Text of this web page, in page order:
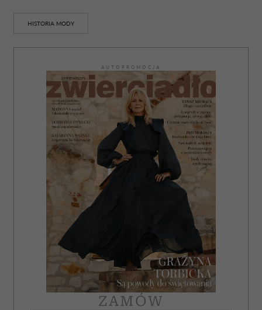
HISTORIA MODY
AUTOPROMOCJA
ZAMÓW